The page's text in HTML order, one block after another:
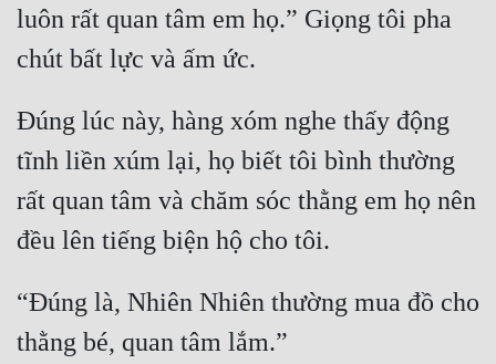
Góc Nhìn Nữ
Huyền Nghi
Huyền Ảo
Hài Hước
Hệ Thống
Học Đường
Khoa Huyễn
luôn rất quan tâm em họ.” Giọng tôi pha
Đúng lúc này, hàng xóm nghe thấy động
tĩnh liền xúm lại, họ biết tôi bình thường
rất quan tâm và chăm sóc thằng em họ nên
“Đúng là, Nhiên Nhiên thường mua đồ cho